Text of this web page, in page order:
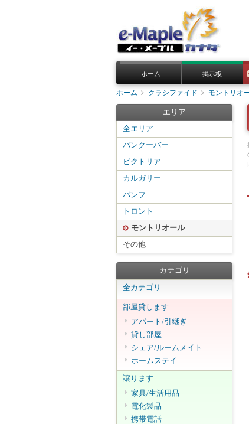
ホーム 掲示板
ホーム クラシファイド モントリオ
エリア
全エリア
バンクーバー
ビクトリア
カルガリー
バンフ
トロント
モントリオール
その他
カテゴリ
全カテゴリ
部屋貸します
アパート/引継ぎ
貸し部屋
シェア/ルームメイト
ホームステイ
譲ります
家具/生活用品
電化製品
携帯電話